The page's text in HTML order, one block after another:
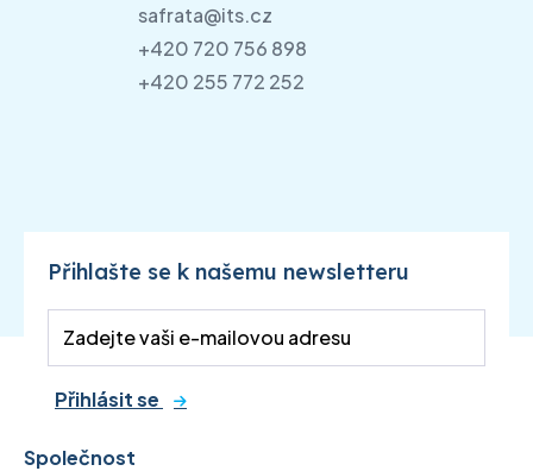
safrata@its.cz
+420 720 756 898
+420 255 772 252
Přihlašte se k našemu newsletteru
Přihlásit se
Společnost